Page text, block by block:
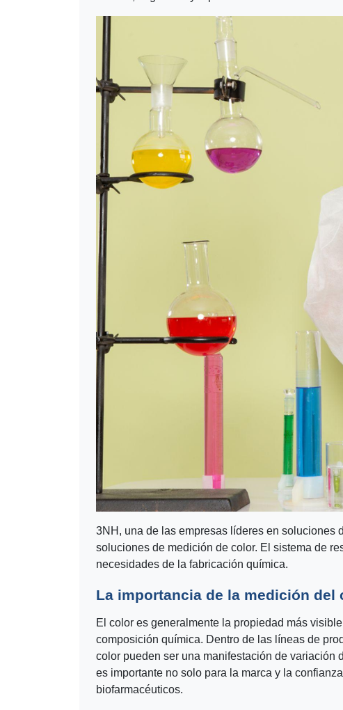
3NH, una de las empresas líderes en soluciones
soluciones de medición de color. El sistema de
necesidades de la fabricación química.
La importancia de la medición
El color es generalmente la propiedad más
composición química. Dentro de las líneas de
color pueden ser una manifestación de variación
es importante no solo para la marca y la
biofarmacéuticos.